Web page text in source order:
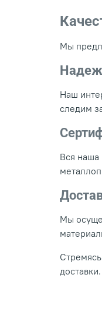
Мы
Наш
следим
Вся наша
Мы